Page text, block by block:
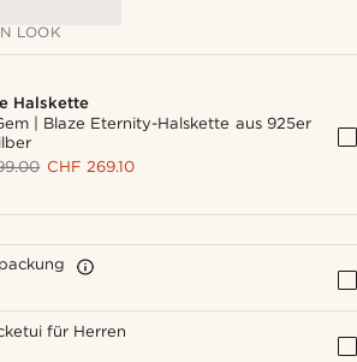
LOOK
Halskette
| Blaze Eternity-Halskette aus 925er
CHF 269.10
für Herren